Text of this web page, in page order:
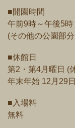
■開園時間
午前9時～午後5時
(その他の公園部
■休館日
第2・第4月曜日 (
年末年始 12月29
■入場料
無料